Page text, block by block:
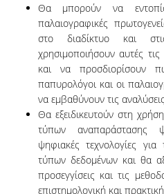
ΚΑΡΙΕΡΑ
ΠΡΟΟΠΤΙΚΕΣ
ΕΙΠΑΝ ΓΙΑ ΕΜΑΣ
ΣΥΝΕΡΓΑΣΙΕΣ
ΕΔΡΑ UNESCO
ΕΝΔΕΙΚΤΙΚΕΣ
Θα μπορούν να
παλαιογραφικές
στο διαδίκτυο και
χρησιμοποιήσουν αυτές
και να προσδιορίσουν
παπυρολόγοι και οι
να εμβαθύνουν τις
Θα εξειδικευτούν στη
τύπων αναπαράστασης
ψηφιακές τεχνολογίες
τύπων δεδομένων και θα
προσεγγίσεις και τις
επιστημολογική και